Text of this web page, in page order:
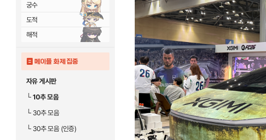
궁수
도적
해적
메이플 화제 집중
자유 게시판
└10추 모음
└30추 모음
└30추 모음 (인증)